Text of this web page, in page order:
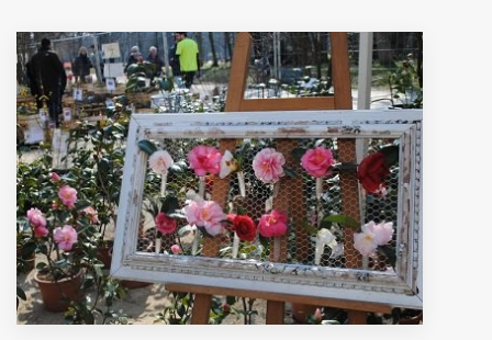
RUBRICHE
MUNICIPI
Inviateci le vostre segnalazioni
Iscriviti alla newsletter
www.viveremilano.info